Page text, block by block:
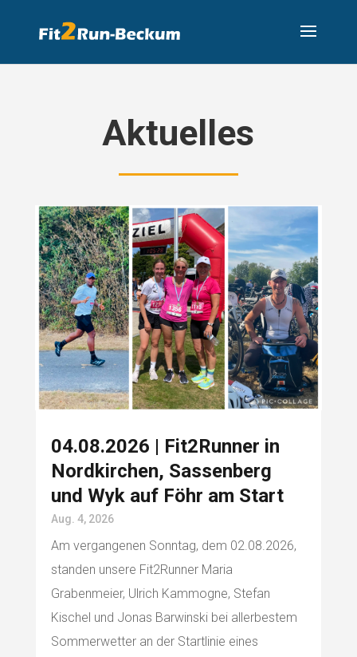
Aktuelles
04.08.2026 | Fit2Runner in
Nordkirchen, Sassenberg
und Wyk auf Föhr am Start
Aug. 4, 2026
Am vergangenen Sonntag, dem 02.08.2026,
standen unsere Fit2Runner Maria
Grabenmeier, Ulrich Kammogne, Stefan
Kischel und Jonas Barwinski bei allerbestem
Sommerwetter an der Startlinie eines